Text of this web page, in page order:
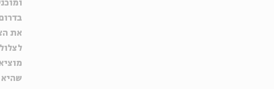
את
שהיא